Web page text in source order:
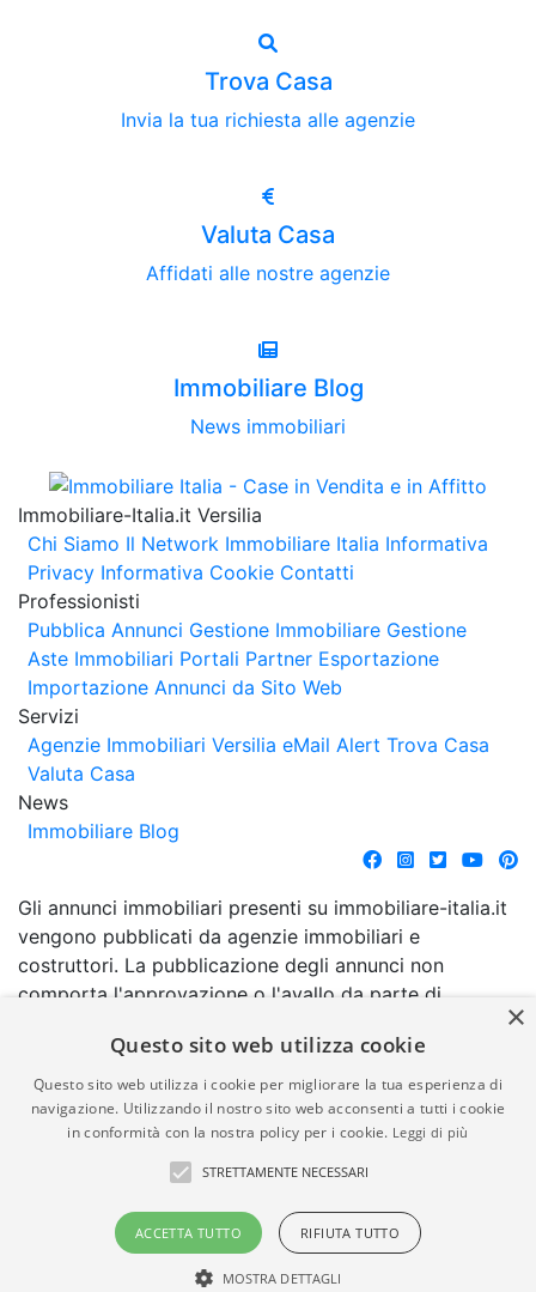
Trova Casa
Invia la tua richiesta alle agenzie
Valuta Casa
Affidati alle nostre agenzie
Immobiliare Blog
News immobiliari
Immobiliare-Italia.it Versilia
Chi Siamo Il Network Immobiliare Italia Informativa
Privacy Informativa Cookie Contatti
Professionisti
Pubblica Annunci Gestione Immobiliare Gestione
Aste Immobiliari Portali Partner Esportazione
Importazione Annunci da Sito Web
Servizi
Agenzie Immobiliari Versilia eMail Alert Trova Casa
Valuta Casa
News
Immobiliare Blog
Gli annunci immobiliari presenti su immobiliare-italia.it
vengono pubblicati da agenzie immobiliari e
costruttori. La pubblicazione degli annunci non
comporta l'approvazione o l'avallo da parte di
garanzia da parte di quest'ultima. immobiliare-italia.it
quindi non è responsabile della veridicità, della
correttezza, della completezza, della normativa in
materia di privacy e/o di alcun altro aspetto dei
suddetti annunci.
© Copyright 2007 - 2026
Immobiliare-Italia.it - Part. IVA
Powered by
Gestionale Immobiliare
GestionaleRe.it
×
Questo sito web utilizza cookie
Questo sito web utilizza i cookie per migliorare la tua esperienza di
navigazione. Utilizzando il nostro sito web acconsenti a tutti i cookie
in conformità con la nostra policy per i cookie. Leggi di più
STRETTAMENTE NECESSARI
ACCETTA TUTTO RIFIUTA TUTTO
MOSTRA DETTAGLI